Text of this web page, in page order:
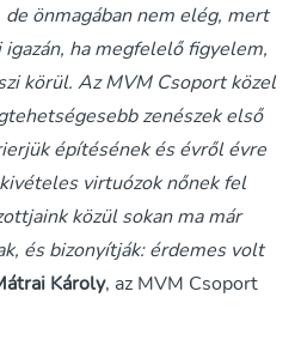
önmagában nem elég, mert
ha megfelelő figyelem,
körül. Az MVM Csoport közel
zenészek első
építésének és évről évre
virtuózok nőnek fel
közül sokan ma már
és bizonyítják: érdemes volt
Károly, az MVM Csoport